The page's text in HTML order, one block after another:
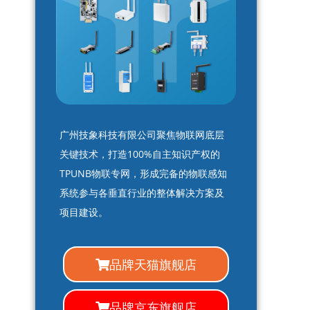
广州技象科技有限公司聚焦物联网底层
关键技术，打造100%自主知识产权的
TPUNB物联专网，形成完备的物联感知
系统参与各垂直行业的整体解决方案及
项目建设。
品牌天猫旗舰店